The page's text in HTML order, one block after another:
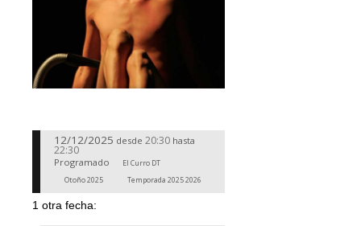
12/12/2025 desde 20:30 hasta
22:30
Programado
El Curro DT
Otoño 2025
Temporada 2025 2026
1 otra fecha: